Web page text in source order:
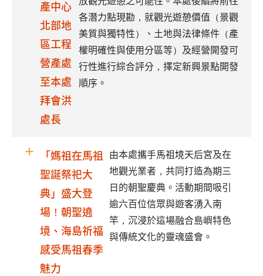
產中心
北部地
區工程
營產處
至本處
拜會洪
處長
各潛力點現勘，就觀光遊憩價值（景觀
美質與獨特性）、土地與法律條件（產
權明確性與使用分區等）及經營開發可
行性進行綜合評分，擇定新興景點開發
順序。
「媽祖在馬祖
聖誕祭祀大
典」盛大登
場！朝聖遶
境、海島祈福
感受馬祖春季
魅力
由本處攜手馬祖境天后宮及在
地觀光業者，共同打造為期三
日的朝聖慶典。活動期間吸引
逾六百位信眾與遊客湧入南
竿，沉浸於這場融合島嶼特色
與傳統文化的靈魂盛會。